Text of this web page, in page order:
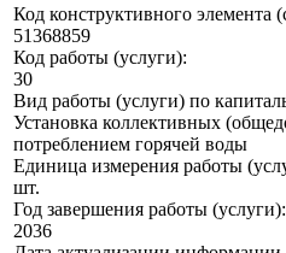
Код конструктивного элемента
51368859
Код работы (услуги):
30
Вид работы (услуги) по
Установка коллективных
потреблением горячей воды
Единица измерения работы
шт.
Год завершения работы (услуги):
2036